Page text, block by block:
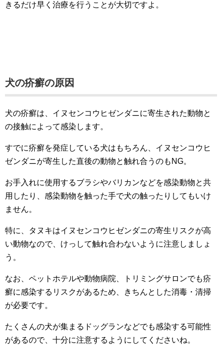
きるだけ早く治療を行うことが大切ですよ。
犬の疥癬の原因
犬の疥癬は、イヌセンコウヒゼンダニに寄生された動物と
の接触によって感染します。
すでに疥癬を発症している犬はもちろん、イヌセンコウヒ
ゼンダニが寄生した直後の動物と触れ合うのもNG。
お手入れに使用するブラシやバリカンなどを感染動物と共
用したり、感染動物を触った手で犬の触ったりしてもいけ
ません。
特に、タヌキはイヌセンコウヒゼンダニの寄生リスクが高
い動物なので、けっして触れ合わないように注意しましょ
う。
なお、ペットホテルや動物病院、トリミングサロンでも疥
癬に感染するリスクがあるため、きちんとした消毒・清掃
が必要です。
たくさんの犬が集まるドッグランなどでも感染する可能性
があるので、十分に注意するようにしてくださいね。